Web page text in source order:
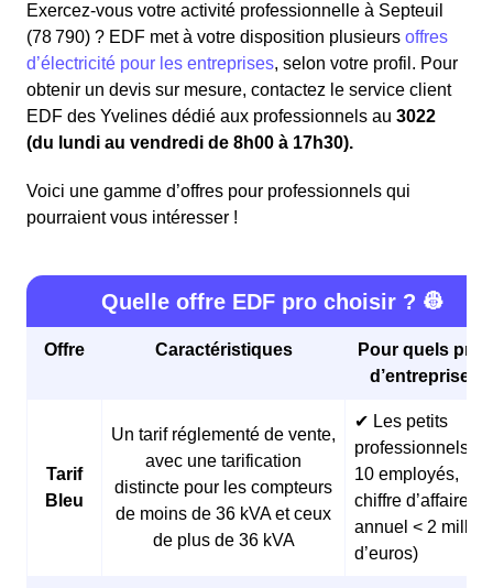
Exercez-vous votre activité professionnelle à Septeuil
(78 790) ? EDF met à votre disposition plusieurs offres
d’électricité pour les entreprises, selon votre profil. Pour
obtenir un devis sur mesure, contactez le service client
EDF des Yvelines dédié aux professionnels au 3022
(du lundi au vendredi de 8h00 à 17h30).
Voici une gamme d’offres pour professionnels qui
pourraient vous intéresser !
Quelle offre EDF pro choisir ? 👷
Offre Caractéristiques
Pour quels
d’entreprises
Tarif
Bleu
Un tarif réglementé de vente,
avec une tarification
distincte pour les compteurs
de moins de 36 kVA et ceux
de plus de 36 kVA
✔ Les petits
professionnels (<
10 employés,
chiffre d’affaires
annuel < 2
d’euros)